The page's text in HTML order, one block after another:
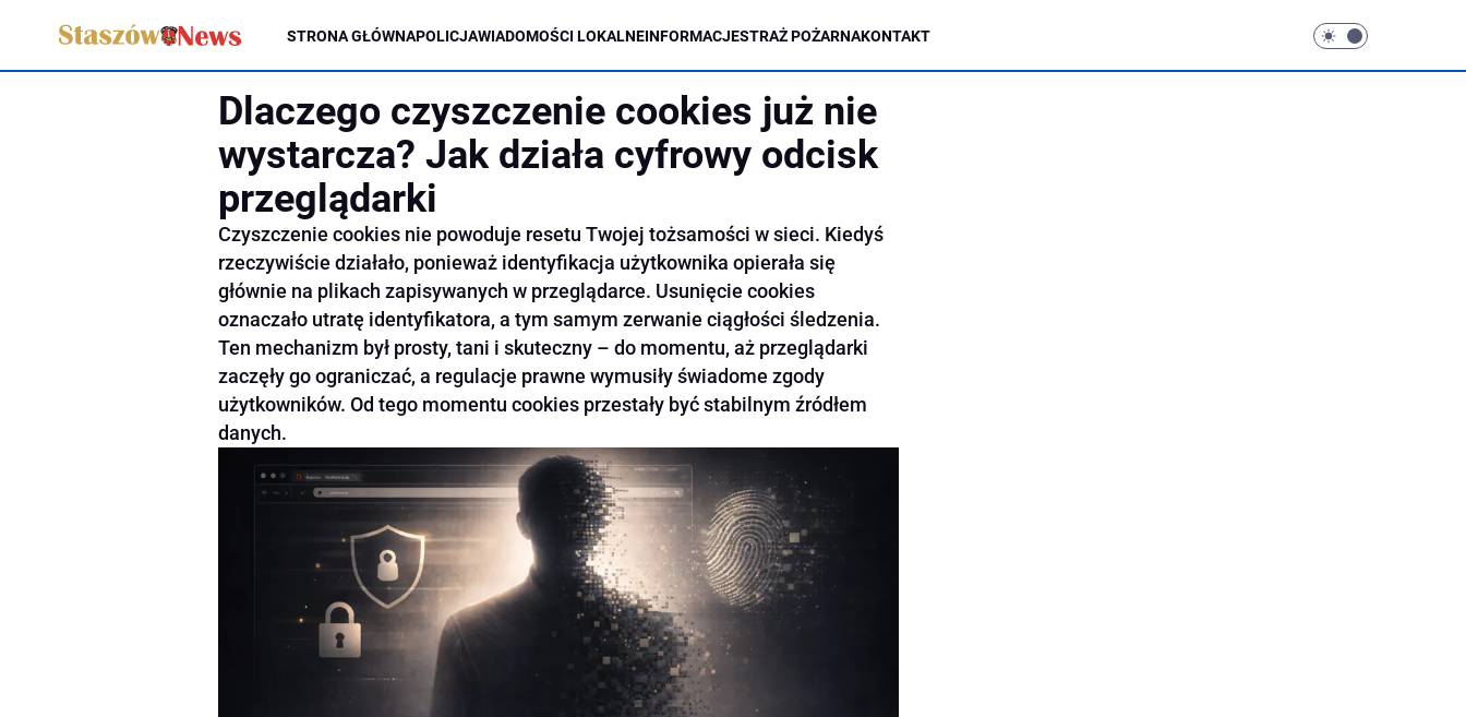
STRONA GŁÓWNAPOLICJAWIADOMOŚCI LOKALNEINFORMACJESTRAŻ POŻARNAKONTAKT
Dlaczego czyszczenie cookies już nie
wystarcza? Jak działa cyfrowy odcisk
przeglądarki
Czyszczenie cookies nie powoduje resetu Twojej tożsamości w sieci. Kiedyś
rzeczywiście działało, ponieważ identyfikacja użytkownika opierała się
głównie na plikach zapisywanych w przeglądarce. Usunięcie cookies
oznaczało utratę identyfikatora, a tym samym zerwanie ciągłości śledzenia.
Ten mechanizm był prosty, tani i skuteczny – do momentu, aż przeglądarki
zaczęły go ograniczać, a regulacje prawne wymusiły świadome zgody
użytkowników. Od tego momentu cookies przestały być stabilnym źródłem
danych.